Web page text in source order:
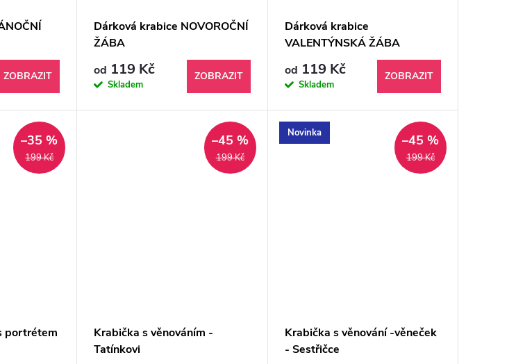
ZOBRAZIT
Dárková krabice NOVOROČNÍ
ŽÁBA
od 119 Kč
Skladem
ZOBRAZIT
Dárková krabice
VALENTÝNSKÁ ŽÁBA
od 119 Kč
Skladem
ZOBRAZIT
199 Kč
–35 %
portrétem
199 Kč
–45 %
Krabička s věnováním -
Tatínkovi
Novinka
199 Kč
–45 %
Krabička s věnování -věneček
- Sestřičce